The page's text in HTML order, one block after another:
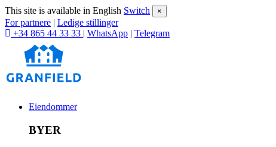
This site is available in English Switch ×
For partnere | Ledige stillinger
+34 865 44 33 33 | WhatsApp | Telegram
Eiendommer
BYER